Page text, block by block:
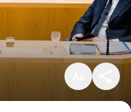
Standaard
Groot